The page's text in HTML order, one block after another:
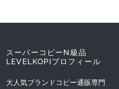
スーパーコピーN級品
LEVELKOPIプロフィール
大人気ブランドコピー通販専門